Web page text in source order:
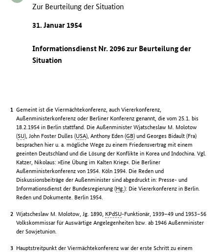
Zur Beurteilung der Situation
31. Januar 1954
Informationsdienst Nr. 2096 zur Beurteilung der
Situation
Gemeint ist die Viermächtekonferenz, auch Viererkonferenz,
Außenministerkonferenz oder Berliner Konferenz genannt, die vom 25.1. bis
18.2.1954 in Berlin stattfand. Die Außenminister Wjatscheslaw M. Molotow
(SU), John Foster Dulles (USA), Anthony Eden (GB) und Georges Bidault (Fra)
besprachen hier u. a. mögliche Wege zu einem Friedensvertrag mit einem
geeinten Deutschland und die Lösung der Konflikte in Korea und Indochina. Vgl.
Katzer, Nikolaus: »Eine Übung im Kalten Krieg«. Die Berliner
Außenministerkonferenz von 1954. Köln 1994. Die Reden und
Diskussionsbeiträge der Außenminister sind abgedruckt in: Presse- und
Informationsdienst der Bundesregierung (Hg.): Die Viererkonferenz in Berlin.
Reden und Dokumente. Berlin 1954.
Wjatscheslaw M. Molotow, Jg. 1890, KPdSU-Funktionär, 1939–49 und 1953–56
Volkskommissar für Auswärtige Angelegenheiten bzw. ab 1946 Außenminister
der Sowjetunion.
Hauptstreitpunkt der Viermächtekonferenz war der erste Schritt zu einem